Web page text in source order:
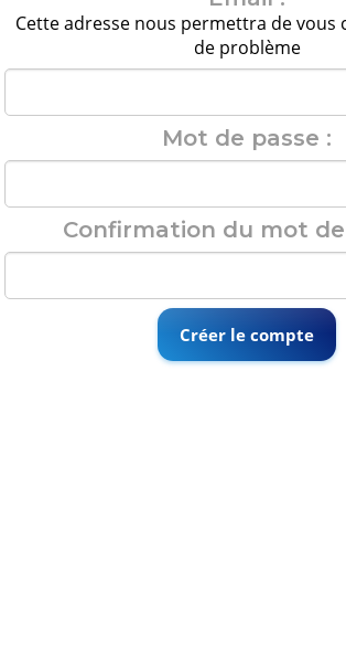
Cette adresse nous permettra de vous
de problème
Mot de passe :
Confirmation du mot de
Créer le compte